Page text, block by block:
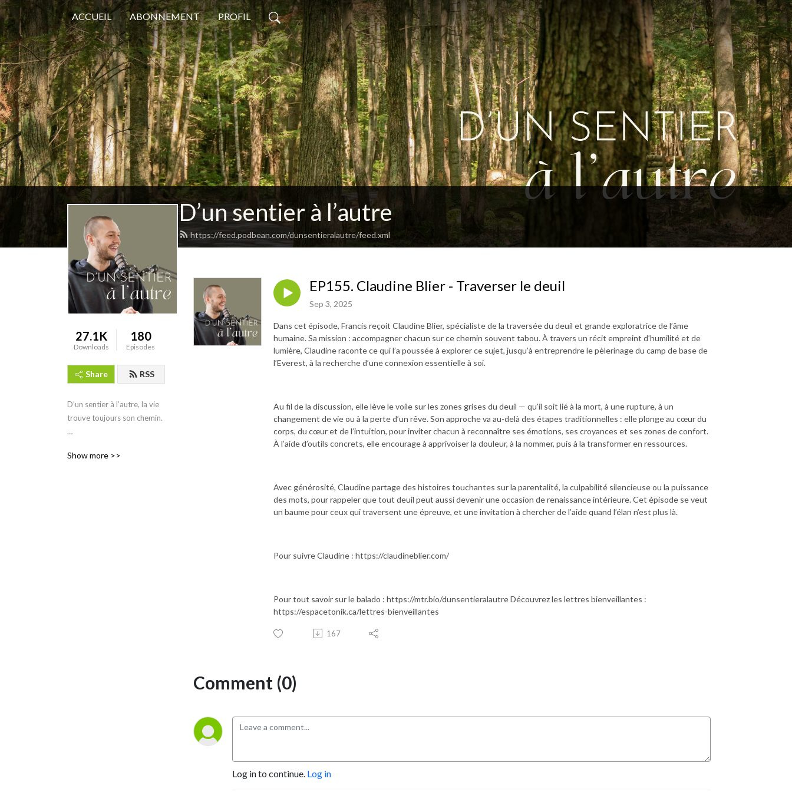
ACCUEIL ABONNEMENT PROFIL
D’un sentier à l’autre
https://feed.podbean.com/dunsentieralautre/feed.xml
27.1K
Downloads
180
Episodes
Share RSS
D’un sentier à l’autre, la vie
trouve toujours son chemin.
partage un moment
Show more >>
EP155. Claudine Blier - Traverser le deuil
Sep 3, 2025
Dans cet épisode, Francis reçoit Claudine Blier, spécialiste de la traversée du deuil et grande exploratrice de l’âme
humaine. Sa mission : accompagner chacun sur ce chemin souvent tabou. À travers un récit empreint d’humilité et de
lumière, Claudine raconte ce qui l’a poussée à explorer ce sujet, jusqu’à entreprendre le pèlerinage du camp de base de
l’Everest, à la recherche d’une connexion essentielle à soi.
Au fil de la discussion, elle lève le voile sur les zones grises du deuil — qu’il soit lié à la mort, à une rupture, à un
changement de vie ou à la perte d’un rêve. Son approche va au-delà des étapes traditionnelles : elle plonge au cœur du
corps, du cœur et de l’intuition, pour inviter chacun à reconnaître ses émotions, ses croyances et ses zones de confort.
À l’aide d’outils concrets, elle encourage à apprivoiser la douleur, à la nommer, puis à la transformer en ressources.
Avec générosité, Claudine partage des histoires touchantes sur la parentalité, la culpabilité silencieuse ou la puissance
des mots, pour rappeler que tout deuil peut aussi devenir une occasion de renaissance intérieure. Cet épisode se veut
un baume pour ceux qui traversent une épreuve, et une invitation à chercher de l’aide quand l’élan n’est plus là.
Pour suivre Claudine : https://claudineblier.com/
Pour tout savoir sur le balado : https://mtr.bio/dunsentieralautre Découvrez les lettres bienveillantes :
https://espacetonik.ca/lettres-bienveillantes
167
Comment (0)
Log in to continue. Log in